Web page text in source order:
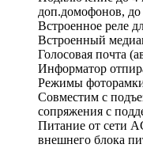
доп.домофонов, до
Встроенное реле
Встроенный
Голосовая почта
Информатор
Режимы
Совместим с
сопряжения c
Питание от сети
внешнего блока